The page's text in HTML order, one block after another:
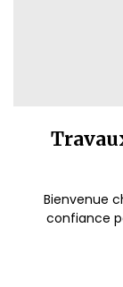
Bienvenue
confiance